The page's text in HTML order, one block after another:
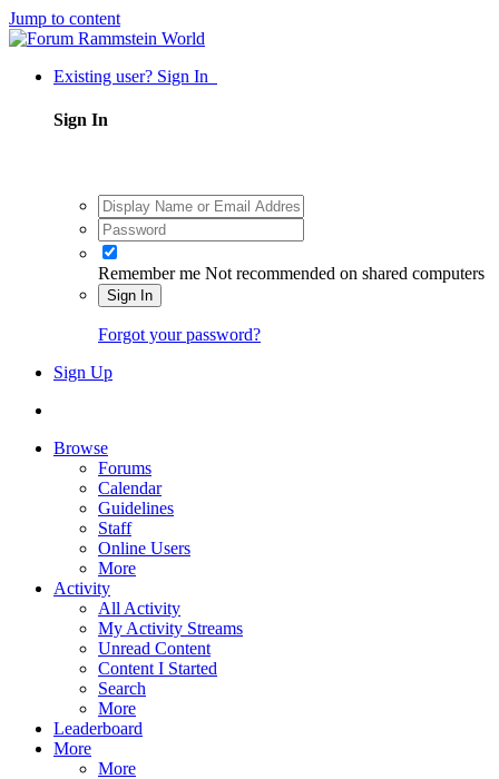
Jump to content
Existing user? Sign In
Sign In
Remember me Not recommended on shared computers
Sign In
Forgot your password?
Sign Up
Browse
Forums
Calendar
Guidelines
Staff
Online Users
More
Activity
All Activity
My Activity Streams
Unread Content
Content I Started
Search
More
Leaderboard
More
More